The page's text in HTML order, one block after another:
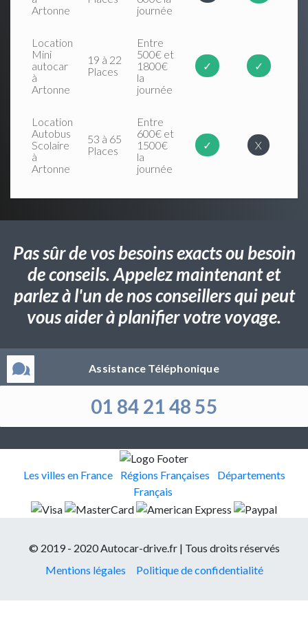
Artonne
journée
Location
Mini
autocar
à
Artonne
19 à 22
Places
Entre
500€ et
1800€
la
journée
✓ ✓
Location
Autobus
Scolaire
à
Artonne
53 à 65
Places
Entre
600€ et
1500€
la
journée
✓ X
Pas sûr de vos besoins exacts ou besoin
de conseils. Appelez maintenant et
parlez à l'un de nos conseillers qui peut
vous aider à planifier votre voyage.
Assistance Téléphonique
01 84 21 48 55
Les villes en France Régions Françaises
Départements
Français
© 2019 - 2020 Autocar-drive.fr | Tous droits réservés
Mentions légales
Politique de confidentialité